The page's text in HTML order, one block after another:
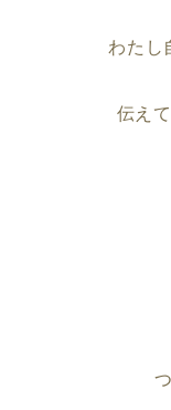
わたし
伝え